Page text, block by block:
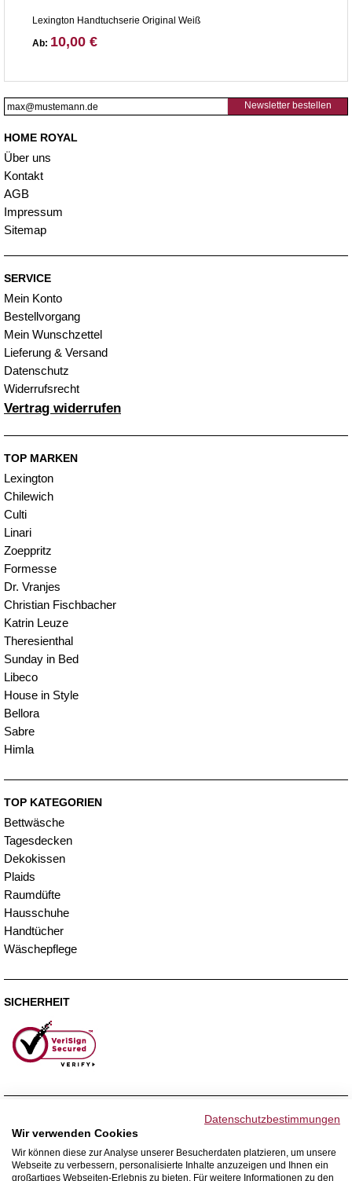
Lexington Handtuchserie Original Weiß
Ab: 10,00 €
Newsletter bestellen
HOME ROYAL
Über uns
Kontakt
AGB
Impressum
Sitemap
SERVICE
Mein Konto
Bestellvorgang
Mein Wunschzettel
Lieferung & Versand
Datenschutz
Widerrufsrecht
Vertrag widerrufen
TOP MARKEN
Lexington
Chilewich
Culti
Linari
Zoeppritz
Formesse
Dr. Vranjes
Christian Fischbacher
Katrin Leuze
Theresienthal
Sunday in Bed
Libeco
House in Style
Bellora
Sabre
Himla
TOP KATEGORIEN
Bettwäsche
Tagesdecken
Dekokissen
Plaids
Raumdüfte
Hausschuhe
Handtücher
Wäschepflege
SICHERHEIT
WIR VERSENDEN MIT
Datenschutzbestimmungen
Wir verwenden Cookies
Wir können diese zur Analyse unserer Besucherdaten platzieren, um unsere
Webseite zu verbessern, personalisierte Inhalte anzuzeigen und Ihnen ein
großartiges Webseiten-Erlebnis zu bieten. Für weitere Informationen zu den